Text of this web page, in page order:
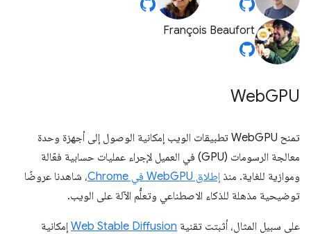
François Beaufort
WebGPU
تمنح WebGPU تطبيقات الويب إمكانية الوصول إلى أجهزة وحدة
معالجة الرسومات (GPU) في العميل لإجراء عمليات حسابية فعّالة
وموازية للغاية. منذ إطلاق WebGPU في Chrome
، شاهدنا عروضًا
توضيحية مذهلة للذكاء الاصطناعي وتعلُّم الآلة على الويب.
على سبيل المثال، أثبتت تقنية Web Stable Diffusion إمكانية